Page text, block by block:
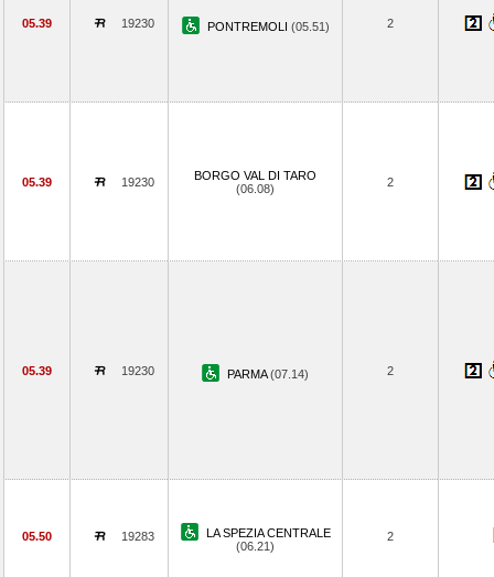
05.39 19230 PONTREMOLI (05.51) 2
05.39 19230
BORGO VAL DI TARO
(06.08)
2
05.39 19230 PARMA(07.14) 2
05.50 19283
LA SPEZIA CENTRALE
(06.21)
2